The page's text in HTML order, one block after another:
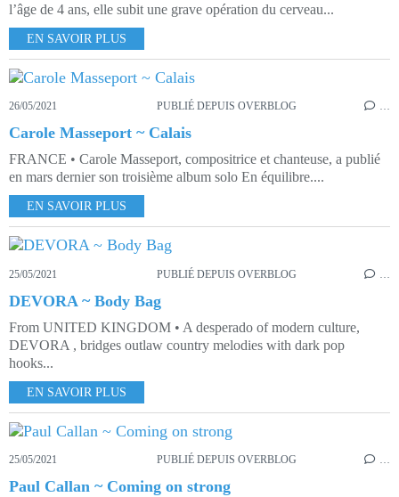
l’âge de 4 ans, elle subit une grave opération du cerveau...
EN SAVOIR PLUS
26/05/2021 PUBLIÉ DEPUIS OVERBLOG …
Carole Masseport ~ Calais
FRANCE • Carole Masseport, compositrice et chanteuse, a publié
en mars dernier son troisième album solo En équilibre....
EN SAVOIR PLUS
25/05/2021 PUBLIÉ DEPUIS OVERBLOG
DEVORA ~ Body Bag
From UNITED KINGDOM • A desperado of modern culture,
DEVORA , bridges outlaw country melodies with dark pop
hooks...
EN SAVOIR PLUS
25/05/2021 PUBLIÉ DEPUIS OVERBLOG …
Paul Callan ~ Coming on strong